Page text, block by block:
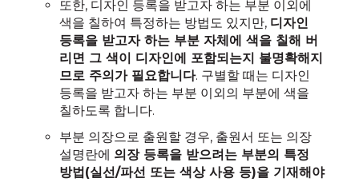
또한, 디자인 등록을 받고자 하는 부분 이외에
색을 칠하여 특정하는 방법도 있지만, 디자인
등록을 받고자 하는 부분 자체에 색을 칠해 버
리면 그 색이 디자인에 포함되는지 불명확해지
므로 주의가 필요합니다. 구별할 때는 디자인
등록을 받고자 하는 부분 이외의 부분에 색을
칠하도록 합니다.
부분 의장으로 출원할 경우, 출원서 또는 의장
설명란에 의장 등록을 받으려는 부분의 특정
방법(실선/파선 또는 색상 사용 등)을 기재해야